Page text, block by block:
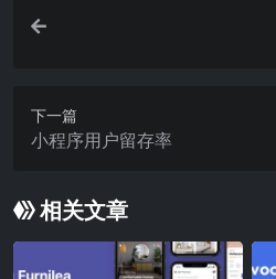
下一篇
小程序用户留存率
相关文章